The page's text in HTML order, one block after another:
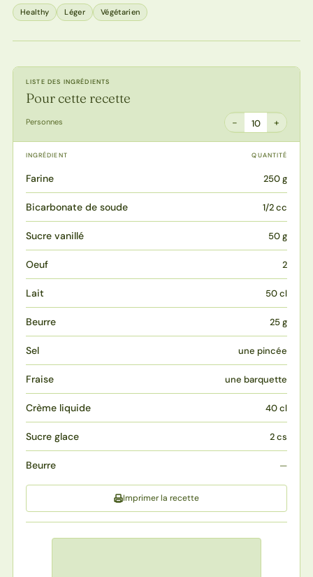
Healthy Léger Végétarien
LISTE DES INGRÉDIENTS
Pour cette recette
Personnes − 10 +
INGRÉDIENT QUANTITÉ
Farine 250 g
Bicarbonate de soude 1/2 cc
Sucre vanillé 50 g
Oeuf 2
Lait 50 cl
Beurre 25 g
Sel une pincée
Fraise une barquette
Crème liquide 40 cl
Sucre glace 2 cs
Beurre —
Imprimer la recette